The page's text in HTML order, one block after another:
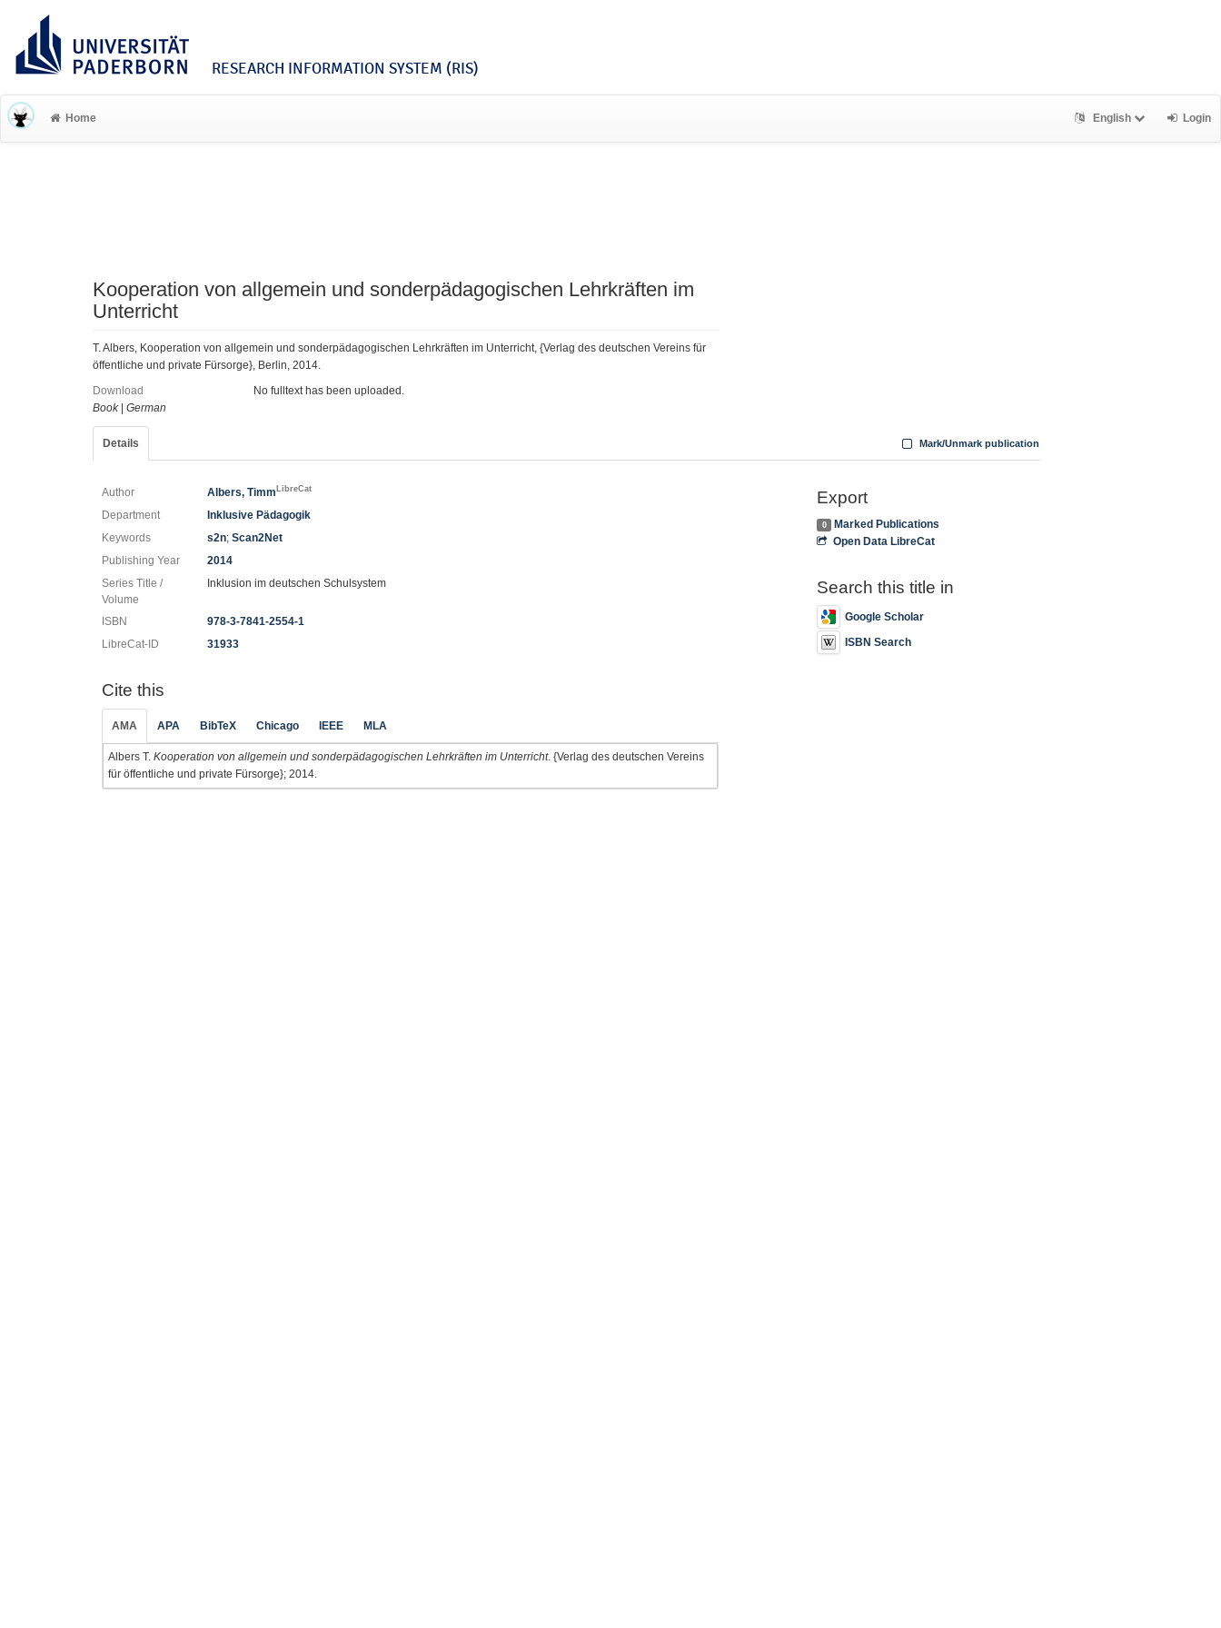
RESEARCH INFORMATION SYSTEM (RIS)
Home English Login
Kooperation von allgemein und sonderpädagogischen Lehrkräften im
Unterricht
T. Albers, Kooperation von allgemein und sonderpädagogischen Lehrkräften im Unterricht, {Verlag des deutschen Vereins für
öffentliche und private Fürsorge}, Berlin, 2014.
Download
No fulltext has been uploaded.
Book| German
Details Mark/Unmark publication
Author Albers, TimmLibreCat
Department
Inklusive Pädagogik
Keywords
s2n;Scan2Net
Publishing Year
2014
Series Title /
Volume
Inklusion im deutschen Schulsystem
ISBN
978-3-7841-2554-1
LibreCat-ID
31933
Cite this
AMA APA BibTeX Chicago IEEE MLA
Albers T. Kooperation von allgemein und sonderpädagogischen Lehrkräften im Unterricht. {Verlag des deutschen Vereins
für öffentliche und private Fürsorge}; 2014.
Export
0
Marked Publications
Open Data LibreCat
Search this title in
Google Scholar
ISBN Search